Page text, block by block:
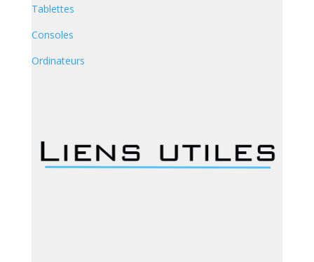
Tablettes
Consoles
Ordinateurs